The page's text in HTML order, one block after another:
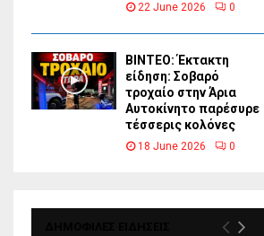
22 June 2026 0
ΒΙΝΤΕΟ: Έκτακτη
είδηση: Σοβαρό
τροχαίο στην Άρια
Αυτοκίνητο παρέσυρε
τέσσερις κολόνες
18 June 2026 0